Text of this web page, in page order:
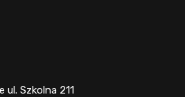
ul. Szkolna 211